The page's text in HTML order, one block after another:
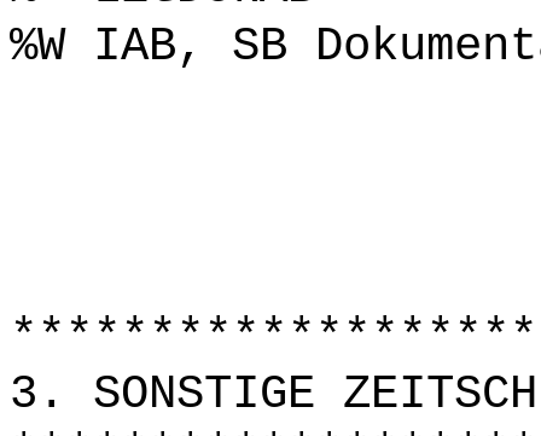
%W IAB, SB
3. SONSTIGE